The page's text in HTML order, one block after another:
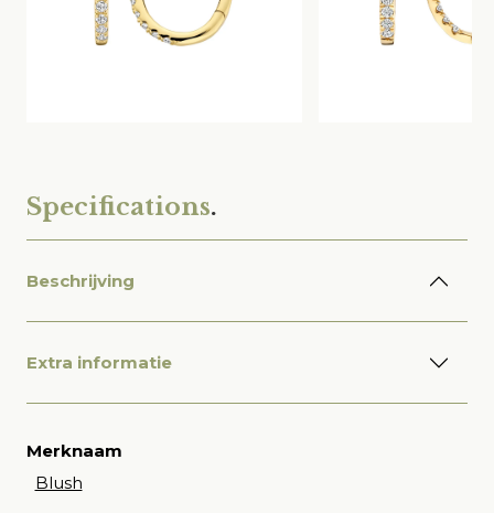
Specifications.
Beschrijving
Extra informatie
Merknaam
Blush